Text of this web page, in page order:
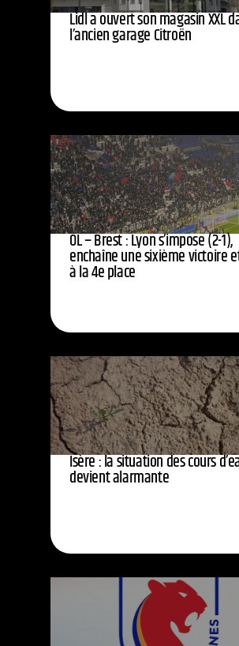
Lidl a ouvert son magasin XXL
l’ancien garage Citroën
OL – Brest : Lyon s’impose (2-1),
enchaîne une sixième victoire
à la 4e place
Isère : la situation des cours
devient alarmante